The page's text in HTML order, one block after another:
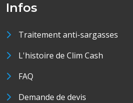
Infos
Traitement anti-sargasses
L'histoire de Clim Cash
FAQ
Demande de devis